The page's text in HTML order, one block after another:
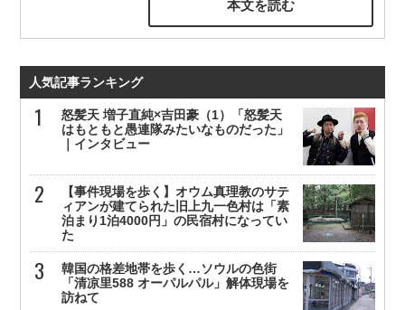
本文を読む
人気記事ランキング
怒髪天 増子直純×吉田豪（1）「怒髪天
はもともと愚連隊みたいなものだった」
｜インタビュー
【事件現場を歩く】オウム真理教のサテ
ィアンが建てられた旧上九一色村は「素
泊まり1泊4000円」の民宿村になってい
た
韓国の格差地帯を歩く…ソウルの色街
「清凉里588 オーパルパル」解体現場を
訪ねて